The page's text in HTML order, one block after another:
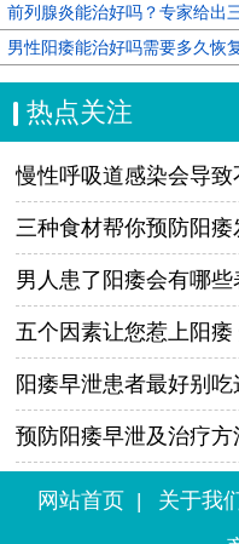
前列腺炎能治好吗？专家给出
男性阳痿能治好吗需要多久恢
热点关注
慢性呼吸道感染会导
三种食材帮你预防阳痿
男人患了阳痿会有哪些
五个因素让您惹上阳
阳痿早泄患者最好别吃
预防阳痿早泄及治疗方
网站首页 关于我